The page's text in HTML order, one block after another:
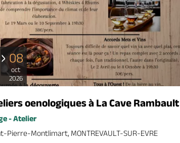
08
oct
2026
oenologiques à La Cave Rambault
- Atelier
Pierre-Montlimart, MONTREVAULT-SUR-EVRE